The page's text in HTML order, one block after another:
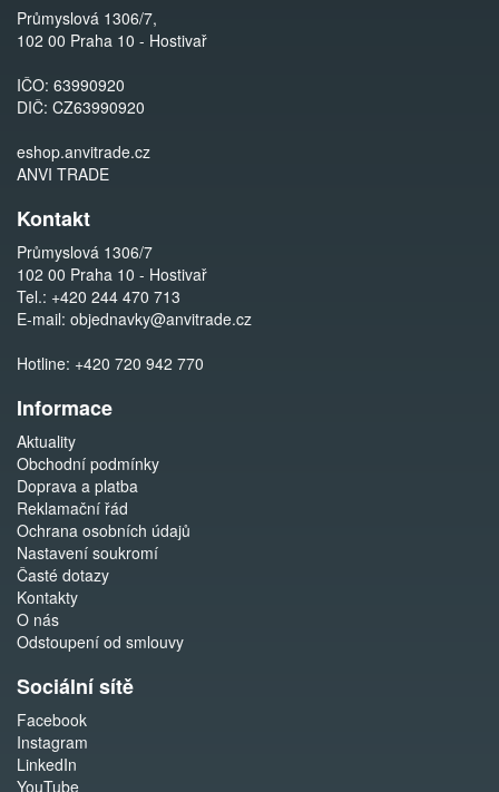
Průmyslová 1306/7,
102 00 Praha 10 - Hostivař
IČO: 63990920
DIČ: CZ63990920
eshop.anvitrade.cz
ANVI TRADE
Kontakt
Průmyslová 1306/7
102 00 Praha 10 - Hostivař
Tel.: +420 244 470 713
E-mail: objednavky@anvitrade.cz
Hotline: +420 720 942 770
Informace
Aktuality
Obchodní podmínky
Doprava a platba
Reklamační řád
Ochrana osobních údajů
Nastavení soukromí
Časté dotazy
Kontakty
O nás
Odstoupení od smlouvy
Sociální sítě
Facebook
Instagram
LinkedIn
YouTube